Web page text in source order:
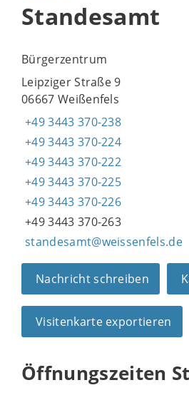
Standesamt
Bürgerzentrum
Leipziger Straße 9
06667 Weißenfels
+49 3443 370-238
+49 3443 370-224
+49 3443 370-222
+49 3443 370-225
+49 3443 370-226
+49 3443 370-263
standesamt@weissenfels.de
Nachricht schreiben
Visitenkarte exportieren
Öffnungszeiten